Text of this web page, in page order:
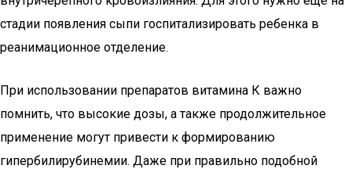
стадии появления сыпи госпитализировать ребенка в
реанимационное отделение.
При использовании препаратов витамина К важно
помнить, что высокие дозы, а также продолжительное
применение могут привести к формированию
гипербилирубинемии. Даже при правильно подобной